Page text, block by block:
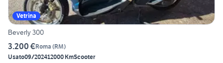
Vetrina
Beverly 300
3.200 €Roma (RM)
Usato09/202412000 KmScooter